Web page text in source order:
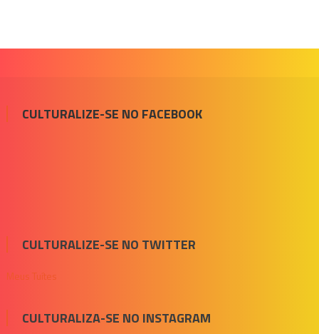
CULTURALIZE-SE NO FACEBOOK
CULTURALIZE-SE NO TWITTER
Meus Tuítes
CULTURALIZA-SE NO INSTAGRAM